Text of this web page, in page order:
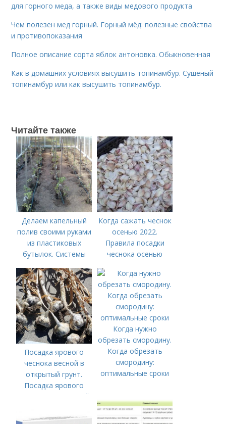
для горного меда, а также виды медового продукта
Чем полезен мед горный. Горный мёд: полезные свойства
и противопоказания
Полное описание сорта яблок антоновка. Обыкновенная
Как в домашних условиях высушить топинамбур. Сушеный
топинамбур или как высушить топинамбур.
Читайте также
Делаем капельный
полив своими руками
из пластиковых
бутылок. Системы
из бутылок
Когда сажать чеснок
осенью 2022.
Правила посадки
чеснока осенью
Посадка ярового
чеснока весной в
открытый грунт.
Посадка ярового
чеснока в открытый
Когда нужно
обрезать смородину.
Когда обрезать
смородину:
оптимальные сроки